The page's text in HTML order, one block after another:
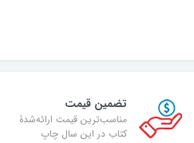
تضمین قیمت
مناسب‌ترین قیمت ارائه‌شدۀ
کتاب در این سال چاپ